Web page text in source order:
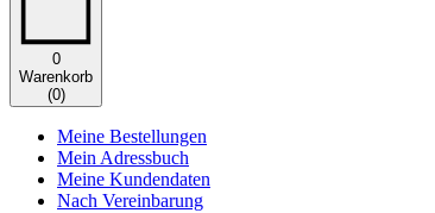
0
Warenkorb
(0)
Meine Bestellungen
Mein Adressbuch
Meine Kundendaten
Nach Vereinbarung